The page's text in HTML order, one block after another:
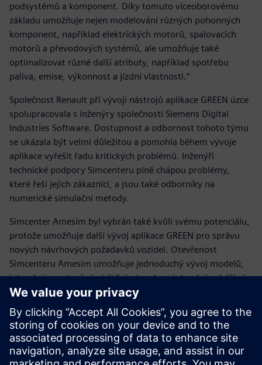
podsystémů a komponent. Díky tomuto víceoborovému
základu umožňuje nejen modelování různých pohonných
komponent, například elektrických motorů, spalovacích
motorů a převodových systémů, ale umožňuje také
optimalizovat různé další atributy, například spotřebu
paliva, emise, výkonnost a jízdní vlastnosti.“
Společnost Renault při vývoji nástrojů aplikace GREEN úzce
spolupracovala s inženýry společnosti Siemens Digital
Industries Software. Dostupnost a odbornost tohoto týmu
se ukázala být velmi důležitou a pomohla během vývoje
aplikace vyřešit řadu kritických problémů. Inženýři
technické podpory Simcenteru plně chápou problémy,
které řeší jejich zákazníci, a jsou také odborníky na
numerické simulační metody.
Simcenter Amesim byl vybrán také kvůli svému potenciálu,
protože umožňuje další vývoj aplikace GREEN pro správu
nových návrhových požadavků vozidel. Otevřenost
Simcenteru Amesim umožňuje jednoduchý vývoj modelů,
interakci s vestavěnými řídicími prvky a interakci s dalšími
aplikacemi a modely.
Simcenter Amesim umožňuje provádět souběžné simulace
v systémech MATLAB a Simulink, díky kterým mohou
inženýři lépe vyhodnocovat výsledky a pomocí vestavěného
kódu provádět interaktivní úpravy. Možnost vytvářet v